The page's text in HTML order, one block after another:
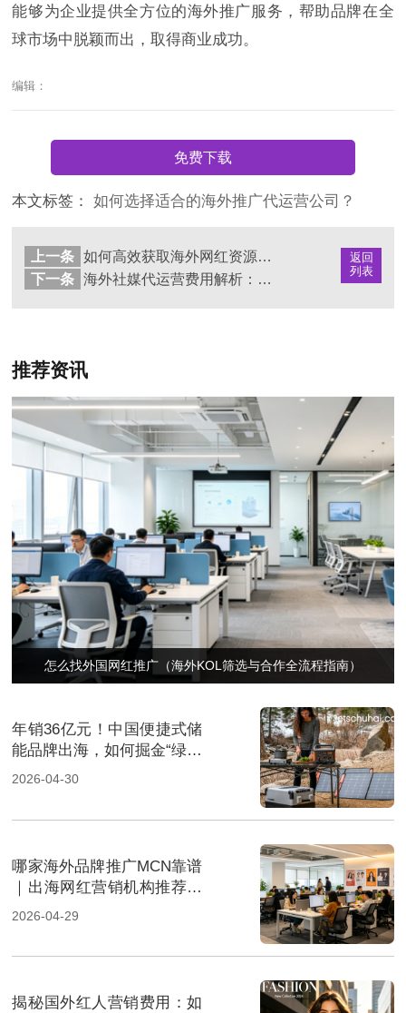
能够为企业提供全方位的海外推广服务，帮助品牌在全
球市场中脱颖而出，取得商业成功。
编辑：
免费下载
本文标签：如何选择适合的海外推广代运营公司？
返回
列表
上一条
如何高效获取海外网红资源并开展品牌营销
下一条
海外社媒代运营费用解析：企业如何选择合适的营销方案
推荐资讯
怎么找外国网红推广（海外KOL筛选与合作全流程指南）
年销36亿元！中国便捷式储
能品牌出海，如何掘金“绿色
经济”新风口
2026-04-30
哪家海外品牌推广MCN靠谱
｜出海网红营销机构推荐指
南
2026-04-29
揭秘国外红人营销费用：如